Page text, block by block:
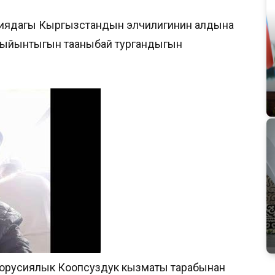
Кыргызстандын элчилигинин алдына
тааныбай тургандыгын
Коопсуздук кызматы тарабынан